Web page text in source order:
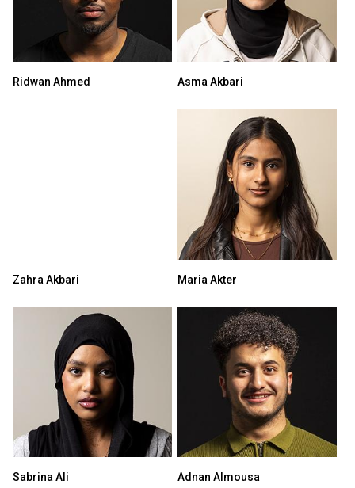
Ridwan Ahmed Asma Akbari
Zahra Akbari Maria Akter
Sabrina Ali Adnan Almousa